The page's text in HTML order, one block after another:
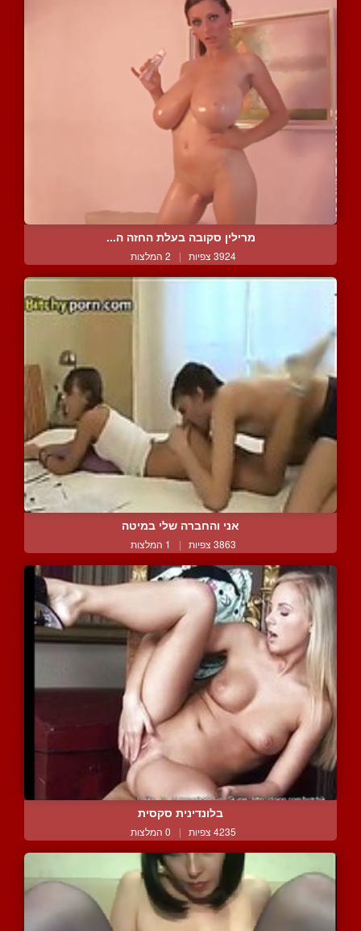
מרילין סקובה בעלת החזה ה...
3924 צפיות | 2 המלצות
אני והחברה שלי במיטה
3863 צפיות | 1 המלצות
בלונדינית סקסית
4235 צפיות | 0 המלצות